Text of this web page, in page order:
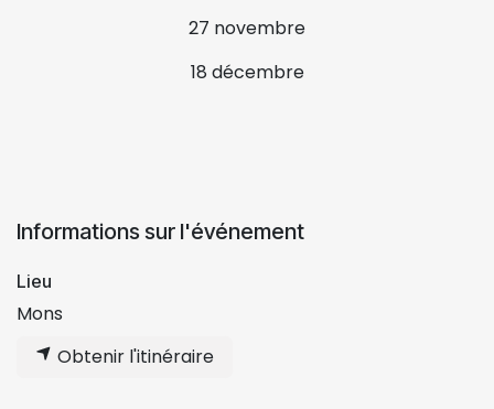
27 novembre
18 décembre
Informations sur l'événement
Lieu
Mons
Obtenir l'itinéraire